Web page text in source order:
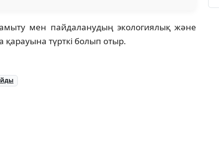
мен пайдаланудың экологиялық және
түрткі болып отыр.